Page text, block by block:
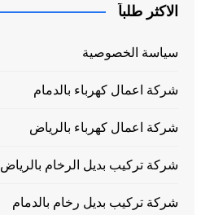
الاكثر طلباً
سياسة الخصوصية
شركة اعمال كهرباء بالدمام
شركة اعمال كهرباء بالرياض
شركة تركيب بديل الرخام بالرياض
شركة تركيب بديل رخام بالدمام